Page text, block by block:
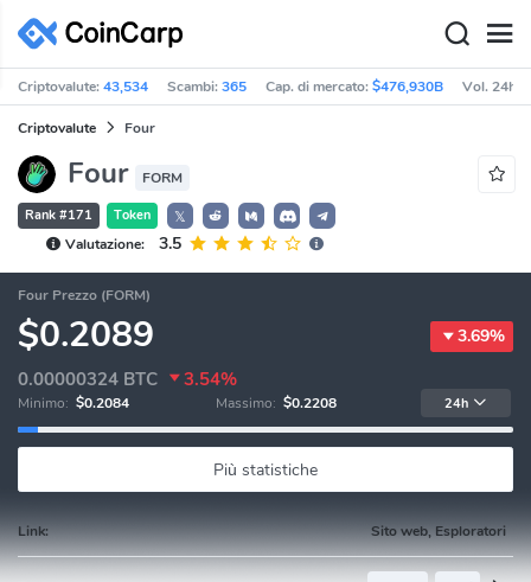
Criptovalute:43,534 Scambi:365 Cap. di mercato:$476,930B Vol. 24h:
Criptovalute Four
Four FORM
Rank #171 Token
𝕏
Valutazione:
3.5
Four Prezzo (FORM)
$0.2089 3.69%
0.00000324 BTC 3.54%
Minimo: $0.2084 Massimo: $0.2208 24h
Più statistiche
Link: Sito web, Esploratori